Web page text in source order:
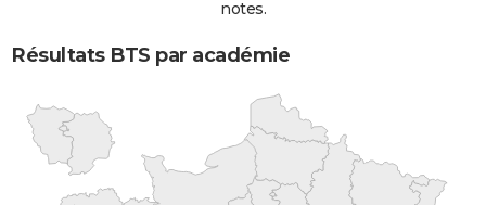
notes.
Résultats BTS par académie